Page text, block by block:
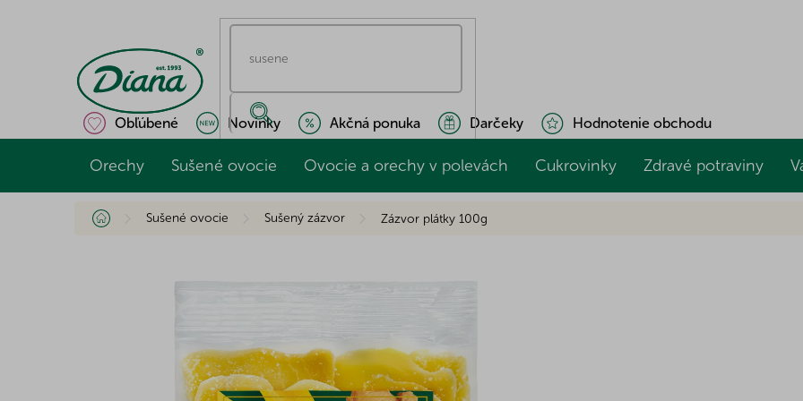
Obľúbené Novinky Akčná ponuka Darčeky Hodnotenie obchodu
Orechy Sušené ovocie Ovocie a orechy v polevách Cukrovinky Zdravé potraviny
DomovSušené ovocie Sušený zázvor Zázvor plátky 100g